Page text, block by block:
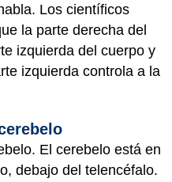
Los científicos
la parte derecha del
izquierda del cuerpo y
izquierda controla a la
El cerebelo está en
debajo del telencéfalo.